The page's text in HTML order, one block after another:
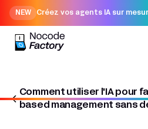
NEW Créez vos agents IA sur
Comment utiliser l'IA pour
based management sans
Nocodefactory
AI & Automatisation